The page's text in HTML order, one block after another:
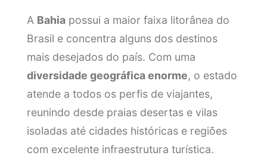
A Bahiapossui a maior faixa litorânea do
Brasil e concentra alguns dos destinos
mais desejados do país. Com uma
diversidade geográfica enorme, o estado
atende a todos os perfis de viajantes,
reunindo desde praias desertas e vilas
isoladas até cidades históricas e regiões
com excelente infraestrutura turística.